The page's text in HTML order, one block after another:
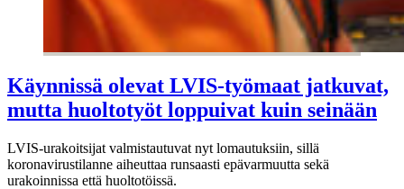
Käynnissä olevat LVIS-työmaat jatkuvat,
mutta huoltotyöt loppuivat kuin seinään
LVIS-urakoitsijat valmistautuvat nyt lomautuksiin, sillä
koronavirustilanne aiheuttaa runsaasti epävarmuutta sekä
urakoinnissa että huoltotöissä.